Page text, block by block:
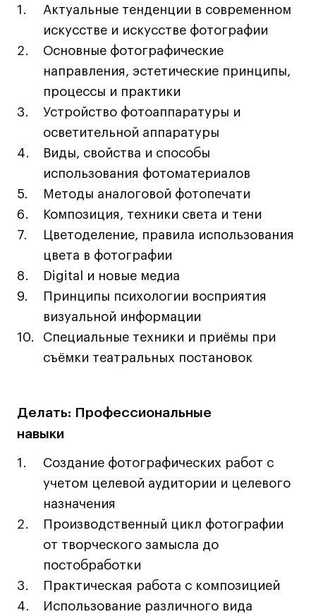
UX/UI-дизайн
Маркетинг
Все программы
Интенсивы
Мода
Маркетинг
Контент
Иллюстрация
Диджитал
Интерьер
Лайфстайл
Навыки предпринимателя и управленца
Онлайн
Маркетинг и генерация лидов
Все программы
Техникум
Специалист кино- и медиапродакшена
Графический дизайнер
Цифровой маркетолог
Технолог-конструктор одежды
Коммерческий фотограф
Все программы
Актуальные тенденции в современном
искусстве и искусстве фотографии
Основные фотографические
направления, эстетические принципы,
процессы и практики
Устройство фотоаппаратуры и
осветительной аппаратуры
Виды, свойства и способы
использования фотоматериалов
Методы аналоговой фотопечати
Композиция, техники света и тени
Цветоделение, правила использования
цвета в фотографии
Digital и новые медиа
Принципы психологии восприятия
визуальной информации
Специальные техники и приёмы при
съёмки театральных постановок
Делать: Профессиональные
навыки
Создание фотографических работ с
учетом целевой аудитории и целевого
назначения
Производственный цикл фотографии
от творческого замысла до
постобработки
Практическая работа с композицией
Использование различного вида